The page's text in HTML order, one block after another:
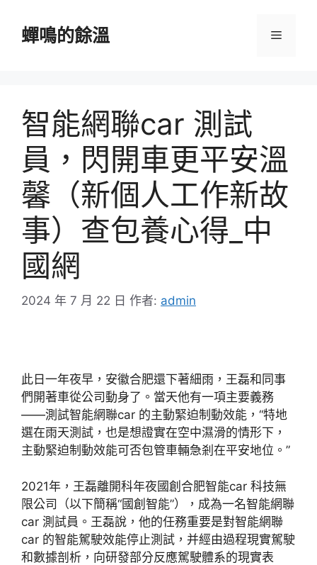
蟬鳴的餘溫 選
智能網聯car 測試
員，閃開車更平安溫
馨（新個人工作新故
事）查包養心得_中
國網
2024 年 7 月 22 日 作者: admin
此日一年夜早，安徽合肥還下著細雨，王磊和同事
們開著車從公司動身了。當天他有一項主要義務
——測試智能網聯car 的主動緊迫制動效能，“特地
選在雨天測試，也是想證實在空中濕滑的情形下，
主動緊迫制動效能可否包管車輛急剎在平安地位。”
2021年，王磊離開科年夜國創合肥智能car 科技無
限公司（以下簡稱“國創智能”），成為一名智能網聯
car 測試員。王磊說，他的任務重要是對智能網聯
car 的智能駕駛效能停止測試，并經由過程現實駕駛
和數據剖析，向研發部分反應駕駛體系的現實表